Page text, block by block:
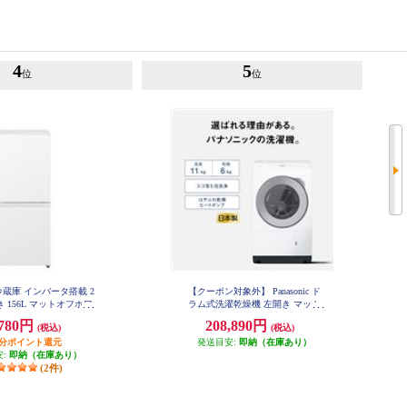
4位
蔵庫 インバータ搭載 2
156L マットオフホワ
円
(税込)
ポイント還元
: 即納（在庫あり）
(2件)
5位
【クーポン対象外】 Panasonic ド
ラム式洗濯乾燥機 左開き マット
LX113EL-W
208,890円
(税込)
発送目安: 即納（在庫あり）